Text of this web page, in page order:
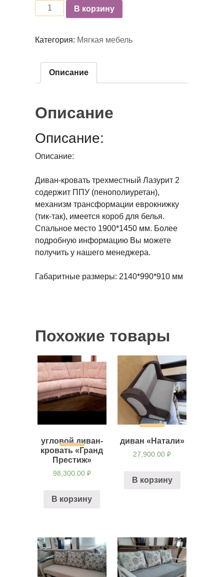
КоличествоВ корзину
Категория: Мягкая мебель
Описание
Описание
Описание:
Описание:
Диван-кровать трехместный Лазурит 2
содержит ППУ (пенополиуретан),
механизм трансформации еврокнижку
(тик-так), имеется короб для белья.
Спальное место 1900*1450 мм. Более
подробную информацию Вы можете
получить у нашего менеджера.
Габаритные размеры: 2140*990*910 мм
Похожие товары
угловой диван-
кровать «Гранд
Престиж»
98,300.00 ₽
В корзину
диван «Натали»
27,900.00₽
В корзину